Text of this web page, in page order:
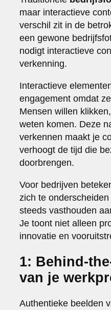
maar interactieve
verschil zit in de
een gewone
nodigt interactieve
verkenning.
Interactieve
engagement omdat
Mensen willen
weten komen. Deze
verkennen maakt je
verhoogt de tijd die
doorbrengen.
Voor bedrijven
zich te
steeds vasthouden
Je toont niet alleen
innovatie en
1: Behind-
van je
Authentieke beelden